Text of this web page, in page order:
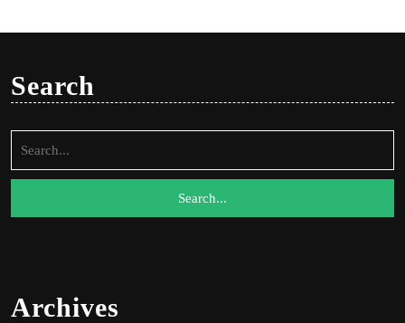
Search
for:
Archives